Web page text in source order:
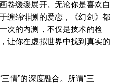
卷缓缓展开。无论你是喜欢自
缠绵悱恻的爱恋，《幻剑》都
次的内测，不仅是技术的检
让你在虚拟世界中找到真实的
情”的深度融合。所谓“三